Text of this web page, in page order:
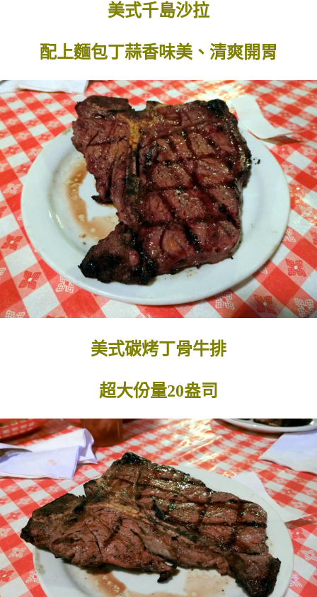
美式千島沙拉
配上麵包丁蒜香味美、清爽開胃
美式碳烤丁骨牛排
超大份量20盎司